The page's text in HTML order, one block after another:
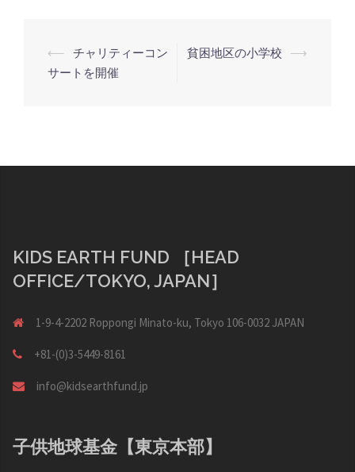
投
稿
ー
ン
⟵ チャリティーコン
サートを開催
貧困地区の小学校 ⟶
KIDS EARTH FUND ［HEAD
OFFICE/TOKYO, JAPAN］
1-9-4-2202 Roppongi Minato-ku, Tokyo 106-0032 JAPAN
+81-(0)3-5449-8161
info@kidsearthfund.jp
子供地球基金【東京本部】